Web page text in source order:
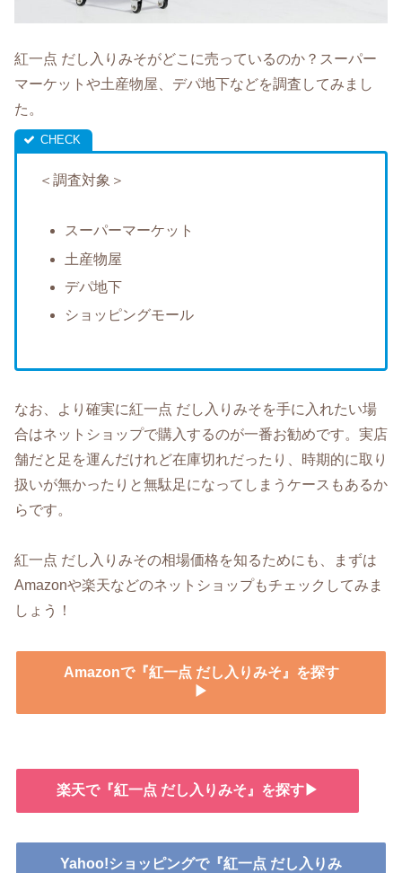
紅一点 だし入りみそがどこに売っているのか？スーパー
マーケットや土産物屋、デパ地下などを調査してみまし
た。
＜調査対象＞
スーパーマーケット
土産物屋
デパ地下
ショッピングモール
なお、より確実に紅一点 だし入りみそを手に入れたい場
合はネットショップで購入するのが一番お勧めです。実店
舗だと足を運んだけれど在庫切れだったり、時期的に取り
扱いが無かったりと無駄足になってしまうケースもあるか
らです。
紅一点 だし入りみその相場価格を知るためにも、まずは
Amazonや楽天などのネットショップもチェックしてみま
しょう！
Amazonで『紅一点 だし入りみそ』を探す
▶
楽天で『紅一点 だし入りみそ』を探す▶
Yahoo!ショッピングで『紅一点 だし入りみ